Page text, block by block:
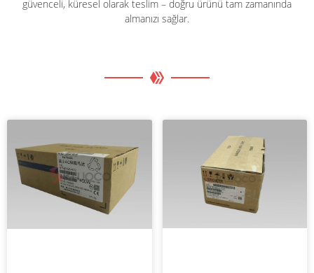
güvenceli, küresel olarak teslim – doğru ürünü tam zamanında
almanızı sağlar.